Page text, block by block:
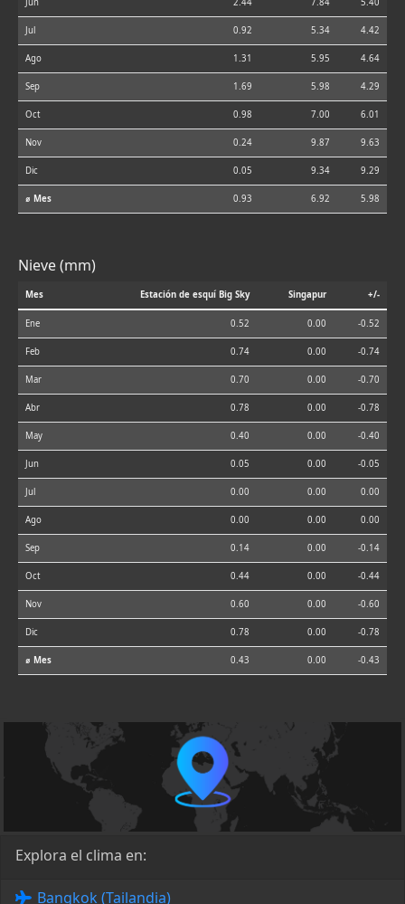
Jun 2.44 7.84 5.40
Jul 0.92 5.34 4.42
Ago 1.31 5.95 4.64
Sep 1.69 5.98 4.29
Oct 0.98 7.00 6.01
Nov 0.24 9.87 9.63
Dic 0.05 9.34 9.29
⌀ Mes 0.93 6.92 5.98
Nieve (mm)
Mes Estación de esquí Big Sky Singapur +/-
Ene 0.52 0.00 -0.52
Feb 0.74 0.00 -0.74
Mar 0.70 0.00 -0.70
Abr 0.78 0.00 -0.78
May 0.40 0.00 -0.40
Jun 0.05 0.00 -0.05
Jul 0.00 0.00 0.00
Ago 0.00 0.00 0.00
Sep 0.14 0.00 -0.14
Oct 0.44 0.00 -0.44
Nov 0.60 0.00 -0.60
Dic 0.78 0.00 -0.78
⌀ Mes 0.43 0.00 -0.43
Explora el clima en:
Bangkok (Tailandia)